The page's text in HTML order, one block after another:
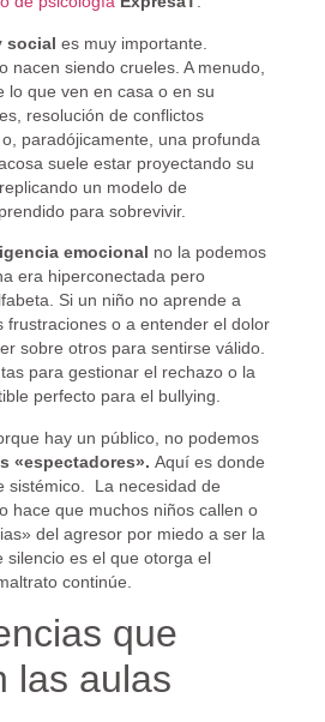
sociales muy importante.
nacen siendo crueles. A menudo,
lo que ven en casa o en su
resolución de conflictos
paradójicamente, una profunda
suele estar proyectando su
un modelo de
para sobrevivir.
emocional no la podemos
era hiperconectada pero
Si un niño no aprende a
frustraciones o a entender el dolor
sobre otros para sentirse válido.
para gestionar el rechazo o la
perfecto para el bullying.
hay un público, no podemos
«espectadores».Aquí es donde
sistémico. La necesidad de
hace que muchos niños callen o
del agresor por miedo a ser la
silencio es el que otorga el
continúe.
que
las aulas